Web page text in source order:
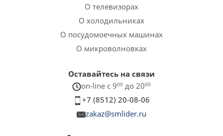
О телевизорах
О холодильниках
О посудомоечных машинах
О микроволновках
Оставайтесь на связи
on-line c 900 до 2000
+7 (8512) 20-08-06
zakaz@smlider.ru